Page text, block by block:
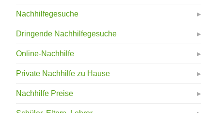
Nachhilfegesuche
Dringende Nachhilfegesuche
Online-Nachhilfe
Private Nachhilfe zu Hause
Nachhilfe Preise